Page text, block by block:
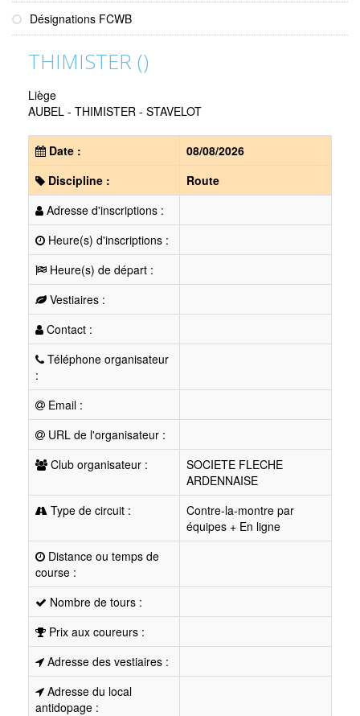
Désignations FCWB
THIMISTER ()
Liège
AUBEL - THIMISTER - STAVELOT
Date :
08/08/2026
Discipline :
Route
Adresse d'inscriptions :
Heure(s) d'inscriptions :
Heure(s) de départ :
Vestiaires :
Contact :
Téléphone organisateur
:
Email :
URL de l'organisateur :
Club organisateur :
SOCIETE FLECHE
ARDENNAISE
Type de circuit :
Contre-la-montre par
équipes + En ligne
Distance ou temps de
course :
Nombre de tours :
Prix aux coureurs :
Adresse des vestiaires :
Adresse du local
antidopage :